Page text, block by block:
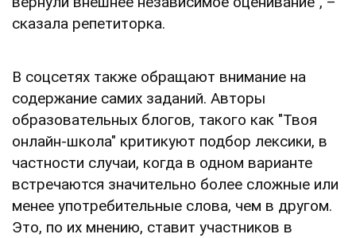
сказала репетиторка.
В соцсетях также обращают внимание на
содержание самих заданий. Авторы
образовательных блогов, такого как "Твоя
онлайн-школа" критикуют подбор лексики, в
частности случаи, когда в одном варианте
встречаются значительно более сложные или
менее употребительные слова, чем в другом.
Это, по их мнению, ставит участников в